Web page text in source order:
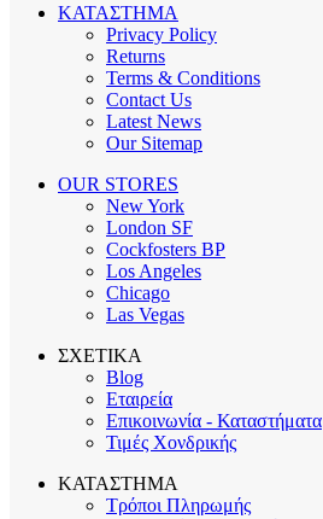
ΚΑΤΑΣΤΗΜΑ
Privacy Policy
Returns
Terms & Conditions
Contact Us
Latest News
Our Sitemap
OUR STORES
New York
London SF
Cockfosters BP
Los Angeles
Chicago
Las Vegas
ΣΧΕΤΙΚΑ
Blog
Εταιρεία
Επικοινωνία - Καταστήματα
Τιμές Χονδρικής
ΚΑΤΑΣΤΗΜΑ
Τρόποι Πληρωμής